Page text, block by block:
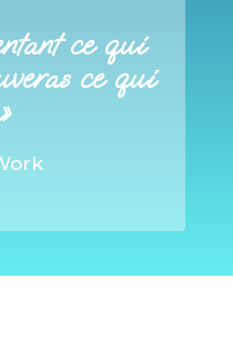
ce qui
ce qui